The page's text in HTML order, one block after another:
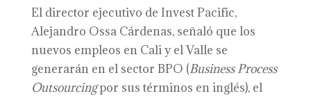
El director ejecutivo de Invest Pacific,
Alejandro Ossa Cárdenas, señaló que los
nuevos empleos en Cali y el Valle se
generarán en el sector BPO (Business Process
Outsourcingpor sus términos en inglés), el